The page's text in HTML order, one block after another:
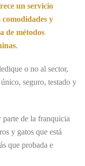
un servicio
comodidades y
de métodos
.
o no al sector,
seguro, testado y
de la franquicia
y gatos que está
que probada e